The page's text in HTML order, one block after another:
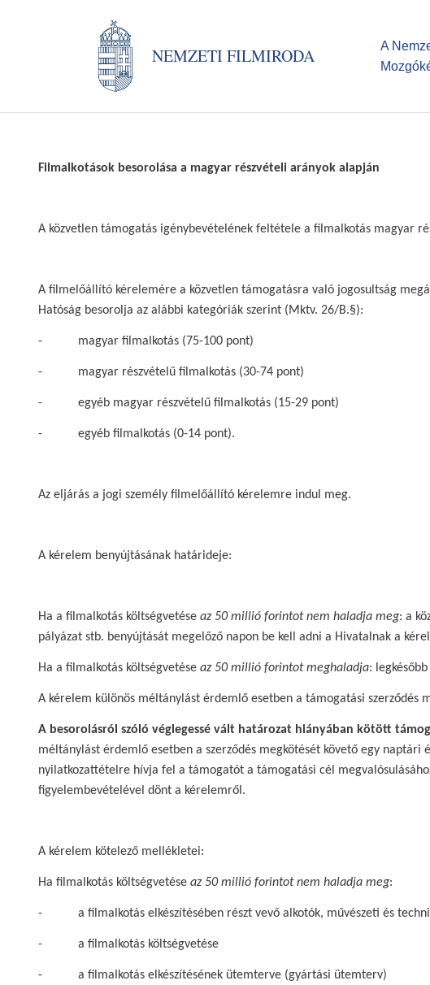
NEMZETI FILMIRODA A
Filmalkotások besorolása a magyar részvételi arányok alapján
A közvetlen támogatás igénybevételének feltétele a filmalkotás magyar
A filmelőállító kérelemére a közvetlen támogatásra való jogosultság
Hatóság besorolja az alábbi kategóriák szerint (Mktv. 26/B.§):
- magyar filmalkotás (75-100 pont)
- magyar részvételű filmalkotás (30-74 pont)
- egyéb magyar részvételű filmalkotás (15-29 pont)
- egyéb filmalkotás (0-14 pont).
Az eljárás a jogi személy filmelőállító kérelemre indul meg.
A kérelem benyújtásának határideje:
Ha a filmalkotás költségvetése az 50 millió forintot nem haladja meg: a
pályázat stb. benyújtását megelőző napon be kell adni a Hivatalnak a
Ha a filmalkotás költségvetése az 50 millió forintot meghaladja:
A kérelem különös méltánylást érdemlő esetben a támogatási szerződés
A besorolásról szóló véglegessé vált határozat hiányában kötött
méltánylást érdemlő esetben a szerződés megkötését követő egy
nyilatkozattételre hívja fel a támogatót a támogatási cél
figyelembevételével dönt a kérelemről.
A kérelem kötelező mellékletei:
Ha filmalkotás költségvetése az 50 millió forintot nem haladja meg:
- a filmalkotás elkészítésében részt vevő alkotók, művészeti és
- a filmalkotás költségvetése
- a filmalkotás elkészítésének ütemterve (gyártási ütemterv)